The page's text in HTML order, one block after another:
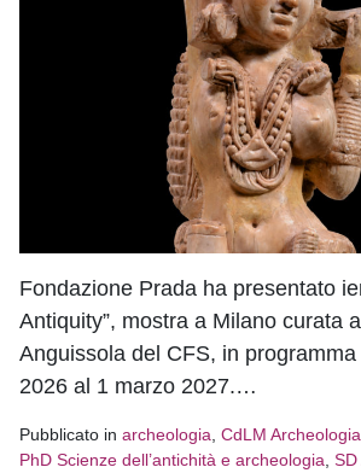
Fondazione Prada ha presentato
Antiquity”, mostra a Milano curata
Anguissola del CFS, in
2026 al 1 marzo 2027.…
Pubblicato in archeologia CdLM Archeologia
PhD Scienze dell’antichità e archeologia SD